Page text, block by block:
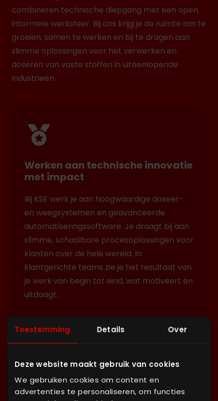
Toestemming Details Over
Deze website maakt gebruik van cookies
We gebruiken cookies om content en
advertenties te personaliseren, om functies
combineren technische diepgang met een open,
informele werksfeer. Bij ons krijg je de ruimte om te
groeien, samen te werken en bij te dragen aan
slimme oplossingen voor het verwerken en
doseren van vaste stoffen in uiteenlopende
industrieën.
Werken aan technische innovatie
met impact
Bij KSE werk je aan hoogwaardige doseer-
en weegsystemen en geavanceerde
automatiseringssoftware. Je draagt bij aan
slimme, schaalbare procesoplossingen voor
klanten over de hele wereld. In
klantgerichte teams zie je het resultaat van
je werk van begin tot eind, wat motiveert én
uitdaagt.
Samen bouwen aan slimme